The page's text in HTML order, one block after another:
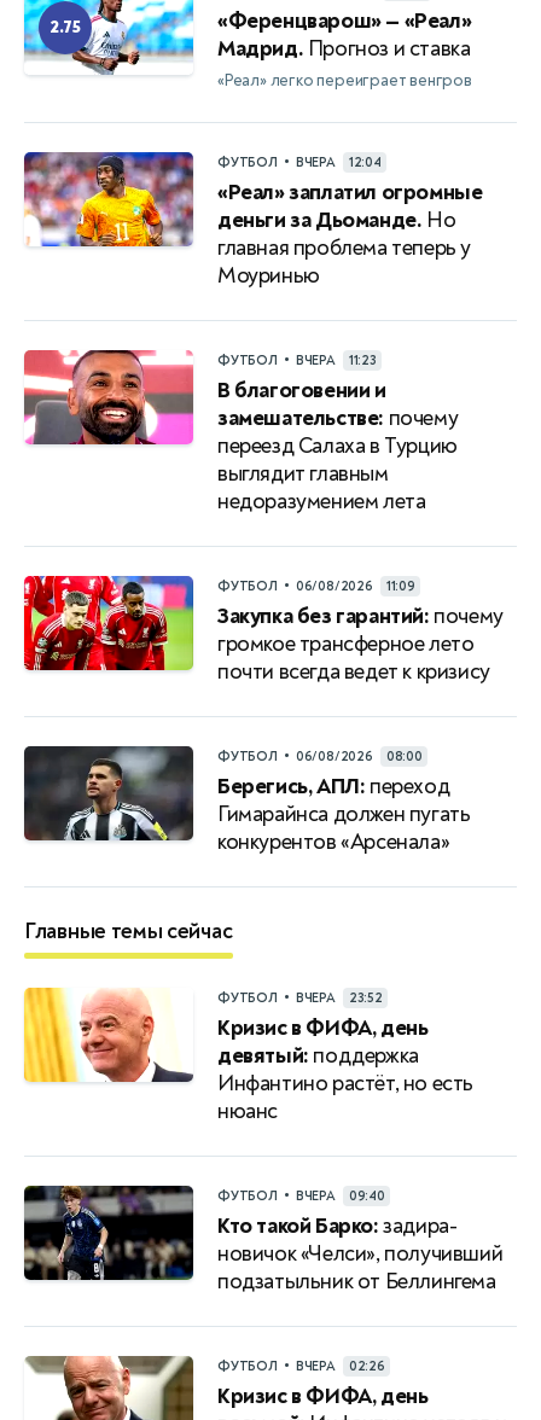
2.75
«Ференцварош» — «Реал»
Мадрид. Прогноз и ставка
«Реал» легко переиграет венгров
ФУТБОЛ • ВЧЕРА 12:04
«Реал» заплатил огромные
деньги за Дьоманде. Но
главная проблема теперь у
Моуринью
ФУТБОЛ • ВЧЕРА 11:23
В благоговении и
замешательстве: почему
переезд Салаха в Турцию
выглядит главным
недоразумением лета
ФУТБОЛ • 06/08/2026 11:09
Закупка без гарантий: почему
громкое трансферное лето
почти всегда ведет к кризису
ФУТБОЛ • 06/08/2026 08:00
Берегись, АПЛ: переход
Гимарайнса должен пугать
конкурентов «Арсенала»
Главные темы сейчас
ФУТБОЛ • ВЧЕРА 23:52
Кризис в ФИФА, день
девятый: поддержка
Инфантино растёт, но есть
нюанс
ФУТБОЛ • ВЧЕРА 09:40
Кто такой Барко:задира-
новичок «Челси», получивший
подзатыльник от Беллингема
ФУТБОЛ • ВЧЕРА 02:26
Кризис в ФИФА, день